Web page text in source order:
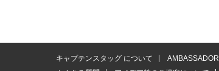
キャプテンスタッグ について AMBASSADOR